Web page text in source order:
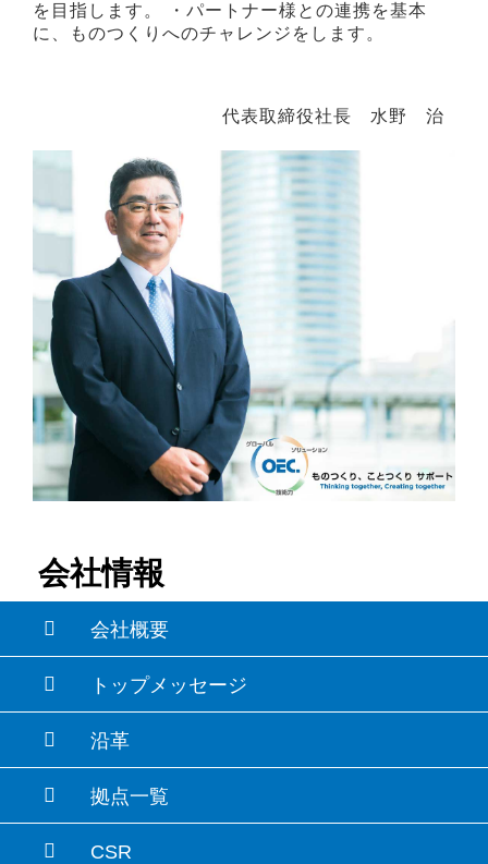
を目指します。
・パートナー様との連携を基本
に、ものつくりへのチャレンジをします。
代表取締役社長 水野 治
会社情報
会社概要
トップメッセージ
沿革
拠点一覧
CSR